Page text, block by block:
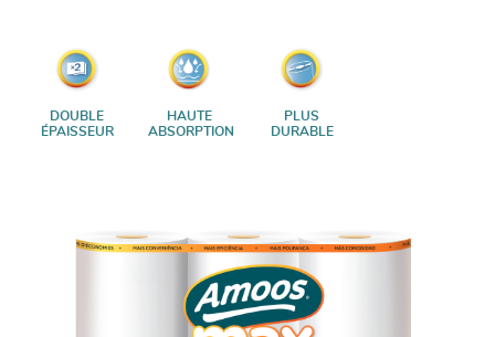
DOUBLE
ÉPAISSEUR
HAUTE
ABSORPTION
PLUS
DURABLE